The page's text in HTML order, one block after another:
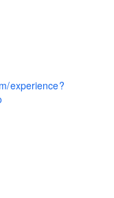
experience?